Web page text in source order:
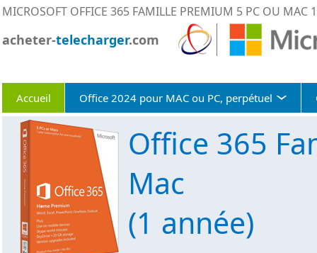
MICROSOFT OFFICE 365 FAMILLE PREMIUM 5 PC OU MAC
acheter-telecharger.com
Accueil Office 2024 pour MAC ou PC, perpétuel
Office 365
Mac
(1 année)